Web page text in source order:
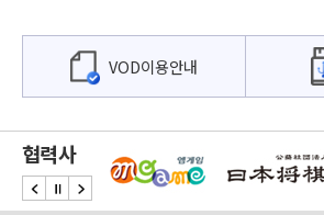
VOD이용안내
협력사